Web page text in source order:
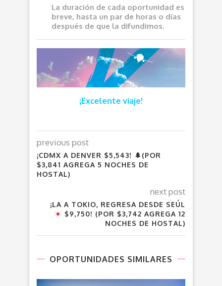
La duración de cada oportunidad es
breve, hasta un par de horas o días
después de que la difundimos.
¡Excelente viaje!
previous post
¡CDMX A DENVER $5,543! 🌲(POR
$3,841 AGREGA 5 NOCHES DE
HOSTAL)
next post
¡LA A TOKIO, REGRESA DESDE SEÚL
$9,750! (POR $3,742 AGREGA 12
NOCHES DE HOSTAL)
OPORTUNIDADES SIMILARES